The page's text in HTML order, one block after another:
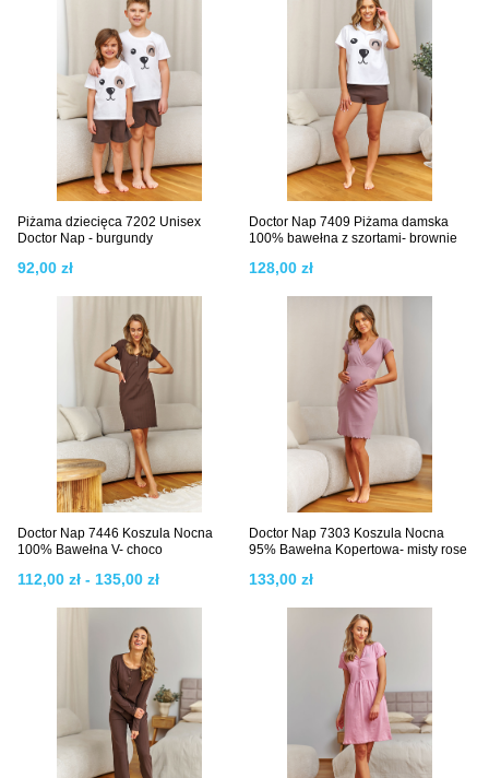
Piżama dziecięca 7202 Unisex
Doctor Nap - burgundy
92,00 zł
Doctor Nap 7409 Piżama damska
100% bawełna z szortami- brownie
128,00 zł
Doctor Nap 7446 Koszula Nocna
100% Bawełna V- choco
112,00 zł - 135,00 zł
Doctor Nap 7303 Koszula Nocna
95% Bawełna Kopertowa- misty rose
133,00 zł